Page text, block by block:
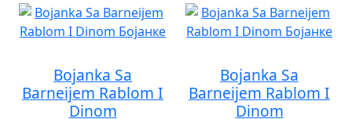
Bojanka Sa
Barneijem Rablom I
Dinom
Bojanka Sa
Barneijem Rablom I
Dinom